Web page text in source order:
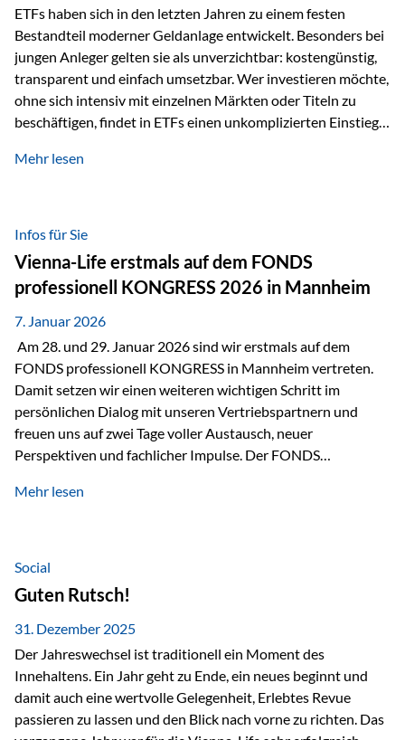
Sicherheitsarchitektur, die auf mehreren Ebenen ansetzt:
Stufe 1: Versicherer-Ebene • Versicherung mit…
ETFs haben sich in den letzten Jahren zu einem festen
Bestandteil moderner Geldanlage entwickelt. Besonders bei
jungen Anleger gelten sie als unverzichtbar: kostengünstig,
transparent und einfach umsetzbar. Wer investieren möchte,
ohne sich intensiv mit einzelnen Märkten oder Titeln zu
beschäftigen, findet in ETFs einen unkomplizierten Einstieg
werden häufig kritisch betrachtet. Sie gelten als teurer,
Beide Ansätze haben ihre Berechtigung und ihre Stärken
entfalten sie oft gerade in Kombination. ETFs: Effizient, breit
gestreut und klar strukturiert…
Mehr lesen
Infos für Sie
Vienna-Life erstmals auf dem FONDS
professionell KONGRESS 2026 in Mannheim
7. Januar 2026
Am 28. und 29. Januar 2026 sind wir erstmals auf dem
FONDS professionell KONGRESS in Mannheim vertreten.
Damit setzen wir einen weiteren wichtigen Schritt im
persönlichen Dialog mit unseren Vertriebspartnern und
freuen uns auf zwei Tage voller Austausch, neuer
Perspektiven und fachlicher Impulse. Der FONDS
Branchentreffen für Finanz- und Versicherungsprofis im
Vermögensstrukturierung und Nachfolgeplanung
gemeinsam zu diskutieren. Persönlich für Sie vor Ort An
beiden Kongresstagen stehen Ihnen Maximilian
Fichtenbauer, Dirk…
Mehr lesen
Social
Guten Rutsch!
31. Dezember 2025
Der Jahreswechsel ist traditionell ein Moment des
Innehaltens. Ein Jahr geht zu Ende, ein neues beginnt und
damit auch eine wertvolle Gelegenheit, Erlebtes Revue
passieren zu lassen und den Blick nach vorne zu richten. Das